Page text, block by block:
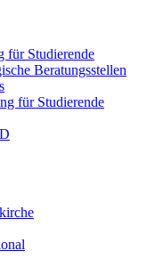
für Studierende
Beratungsstellen
für Studierende